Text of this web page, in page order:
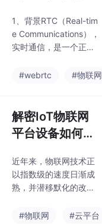
键算法
1、背景RTC（Real-tim
e Communications），
实时通信，是一个正在
是近两年电商、教育等
话场景。从技术角度来
说，RTC并不是一个新
兴技术，从智能手机流
现在一对一的音视频通
话场景中，最初的技术
方案也比较直观，当设
连接后，两个设备以点
#webrtc #物联网
解密IoT物联网
平台设备如何快
球就近接入
近年来，物联网技术正
以指数级的速度日渐成
熟，并潜移默化的改变
际数据公司IDC的预测
#物联网 #云平台